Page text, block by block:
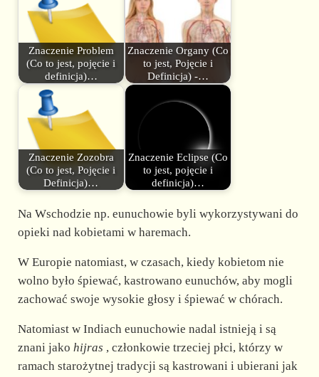
Znaczenie Problem
(Co to jest, pojęcie i
definicja)…
Znaczenie Organy (Co
to jest, Pojęcie i
Definicja) -…
Znaczenie Zozobra
(Co to jest, Pojęcie i
Definicja)…
Znaczenie Eclipse (Co
to jest, pojęcie i
definicja)…
Na Wschodzie np. eunuchowie byli wykorzystywani do
opieki nad kobietami w haremach.
W Europie natomiast, w czasach, kiedy kobietom nie
wolno było śpiewać, kastrowano eunuchów, aby mogli
zachować swoje wysokie głosy i śpiewać w chórach.
Natomiast w Indiach eunuchowie nadal istnieją i są
znani jako hijras , członkowie trzeciej płci, którzy w
ramach starożytnej tradycji są kastrowani i ubierani jak